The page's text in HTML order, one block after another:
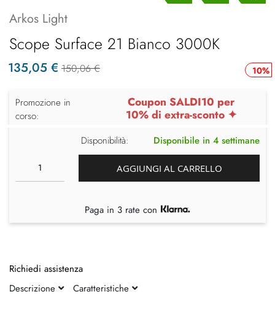
Arkos Light
Scope Surface 21 Bianco 3000K
10%
135,05 € 150,06 €
Promozione in
corso:
Coupon SALDI10 per
10% di extra-sconto ✦
Disponibilità: Disponibile in 4 settimane
AGGIUNGI AL CARRELLO
Paga in 3 rate con
Richiedi assistenza
Descrizione
Caratteristiche